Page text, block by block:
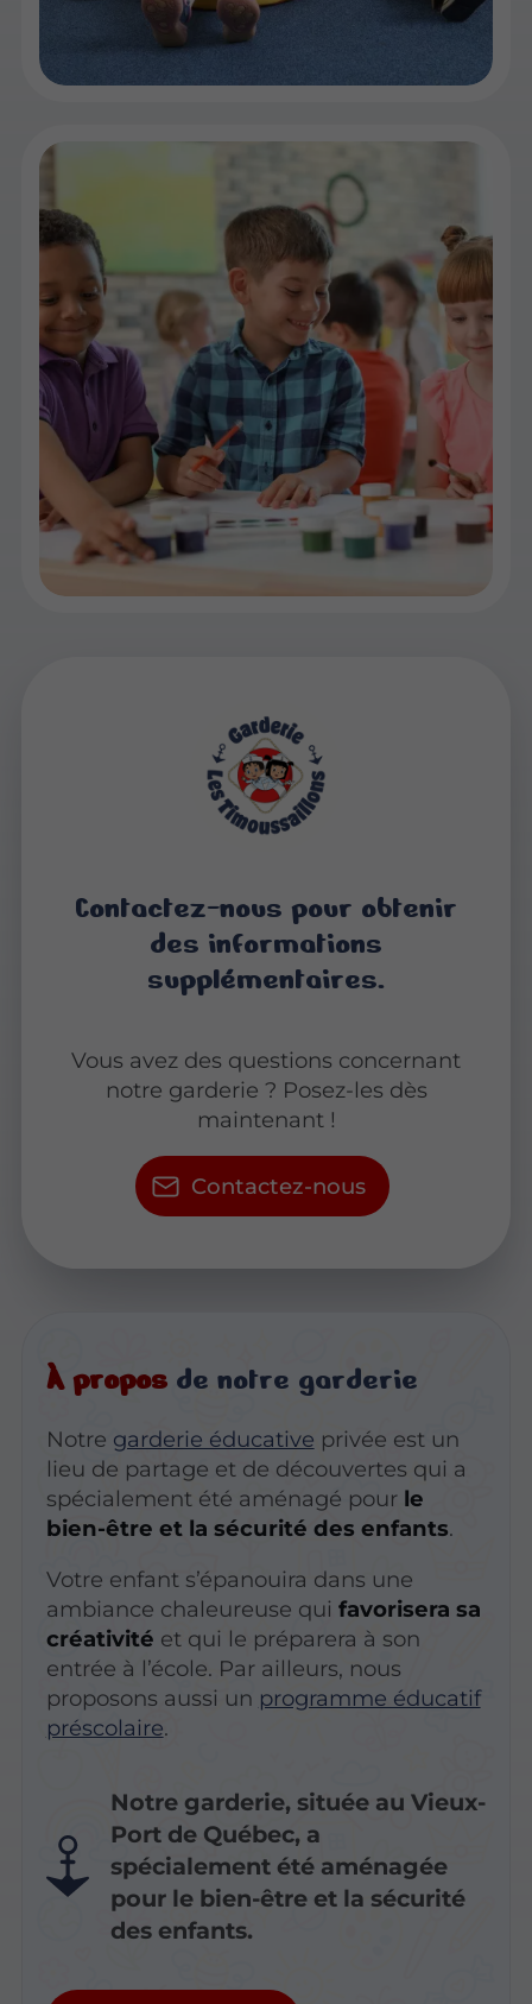
Contactez-nous pour obtenir
des informations
supplémentaires.
Vous avez des questions concernant
notre garderie ? Posez-les dès
maintenant !
Contactez-nous
À proposde notre garderie
Notre garderie éducative privée est un
lieu de partage et de découvertes qui a
spécialement été aménagé pour le
bien-être et la sécurité des enfants.
Votre enfant s’épanouira dans une
ambiance chaleureuse qui favorisera sa
créativité et qui le préparera à son
entrée à l’école. Par ailleurs, nous
proposons aussi un programme éducatif
préscolaire.
Notre garderie, située au Vieux-
Port de Québec, a
spécialement été aménagée
pour le bien-être et la sécurité
des enfants.